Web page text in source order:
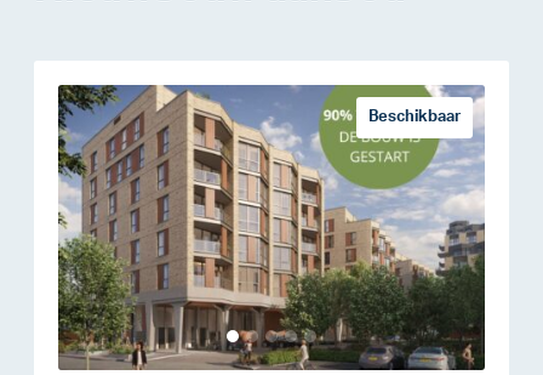
Beschikbaar